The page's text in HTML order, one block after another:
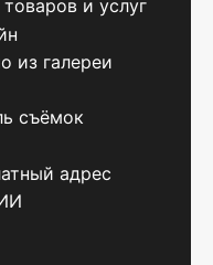
и услуг
из галереи
съёмок
адрес